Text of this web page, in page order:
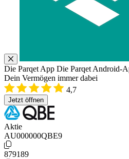
Die Parqet App Die Parqet Android-
Dein Vermögen immer dabei
4,7
Jetzt öffnen
Aktie
AU000000QBE9
879189